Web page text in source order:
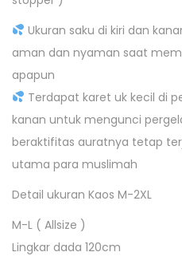
Ukuran saku di kiri dan
aman dan nyaman saat
apapun
Terdapat karet uk kecil di
kanan untuk mengunci
beraktifitas auratnya tetap
utama para muslimah
Detail ukuran Kaos M-2XL
M-L ( Allsize )
Lingkar dada 120cm